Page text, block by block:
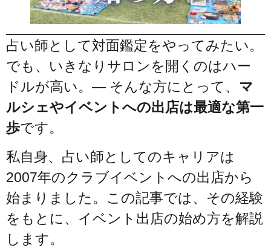
占い師として対面鑑定をやってみたい。
でも、いきなりサロンを開くのはハー
ドルが高い。— そんな方にとって、 マ
ルシェやイベントへの出店は最適な第一
歩です。
私自身、占い師としてのキャリアは
2007年のクラブイベントへの出店から
始まりました。この記事では、その経験
をもとに、イベント出店の始め方を解説
します。